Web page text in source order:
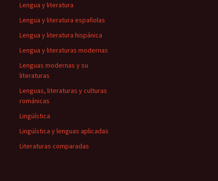
Lengua y literatura
Lengua y literatura españolas
Lengua y literatura hispánica
Lengua y literaturas modernas
Lenguas modernas y su
literaturas
Lenguas, literaturas y culturas
románicas
Lingüística
Lingüística y lenguas aplicadas
Literaturas comparadas